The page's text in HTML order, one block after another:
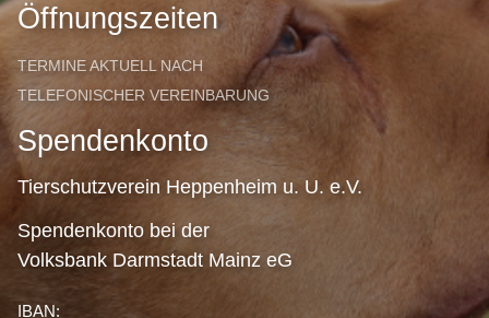
Öffnungszeiten
TERMINE AKTUELL NACH
TELEFONISCHER VEREINBARUNG
Spendenkonto
Tierschutzverein Heppenheim u. U. e.V.
Spendenkonto bei der
Volksbank Darmstadt Mainz eG
IBAN: